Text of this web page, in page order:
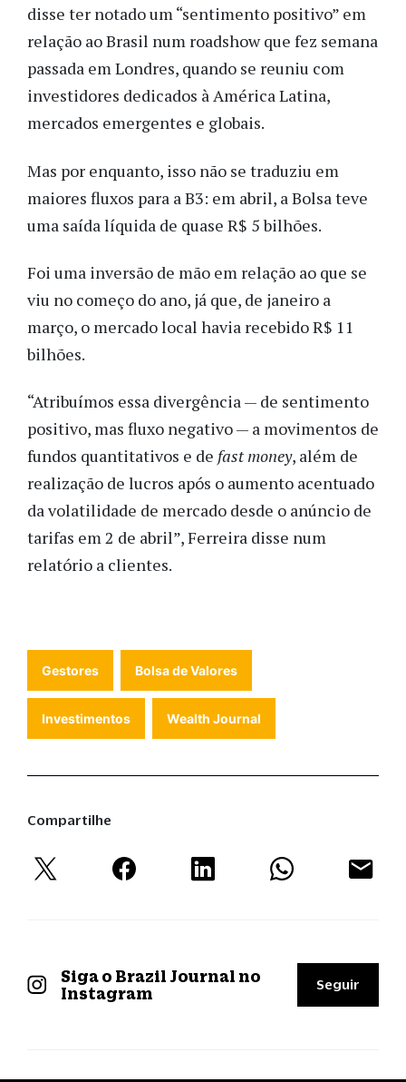
disse ter notado um “sentimento positivo” em
relação ao Brasil num roadshow que fez semana
passada em Londres, quando se reuniu com
investidores dedicados à América Latina,
mercados emergentes e globais.
Mas por enquanto, isso não se traduziu em
maiores fluxos para a B3: em abril, a Bolsa teve
uma saída líquida de quase R$ 5 bilhões.
Foi uma inversão de mão em relação ao que se
viu no começo do ano, já que, de janeiro a
março, o mercado local havia recebido R$ 11
bilhões.
“Atribuímos essa divergência — de sentimento
positivo, mas fluxo negativo — a movimentos de
fundos quantitativos e de fast money, além de
realização de lucros após o aumento acentuado
da volatilidade de mercado desde o anúncio de
tarifas em 2 de abril”, Ferreira disse num
relatório a clientes.
Gestores Bolsa de Valores
Investimentos Wealth Journal
Compartilhe
Siga o Brazil Journal no
Instagram
Seguir